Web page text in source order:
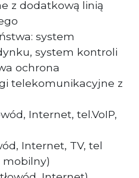
z dodatkową linią
system
system kontroli
ochrona
telekomunikacyjne z
Internet, tel.VoIP,
Internet, TV, tel
mobilny)